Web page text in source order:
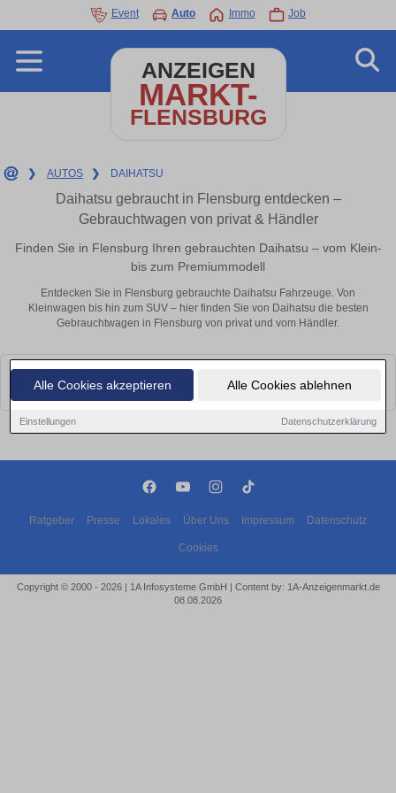
Alle Cookies akzeptieren Alle Cookies ablehnen
Einstellungen Datenschutzerklärung
Event Auto Immo Job
ANZEIGEN
MARKT-
FLENSBURG
❯ AUTOS ❯ DAIHATSU
Daihatsu gebraucht in Flensburg entdecken –
Gebrauchtwagen von privat & Händler
Finden Sie in Flensburg Ihren gebrauchten Daihatsu – vom Klein-
bis zum Premiummodell
Entdecken Sie in Flensburg gebrauchte Daihatsu Fahrzeuge. Von
Kleinwagen bis hin zum SUV – hier finden Sie von Daihatsu die besten
Gebrauchtwagen in Flensburg von privat und vom Händler.
Leider konnten wir derzeit keine passenden Autos finden. Schauen Sie
bald wieder vorbei!
Ratgeber Presse Lokales Über Uns Impressum Datenschutz
Cookies
Copyright © 2000 - 2026 | 1A Infosysteme GmbH | Content by: 1A-Anzeigenmarkt.de
08.08.2026